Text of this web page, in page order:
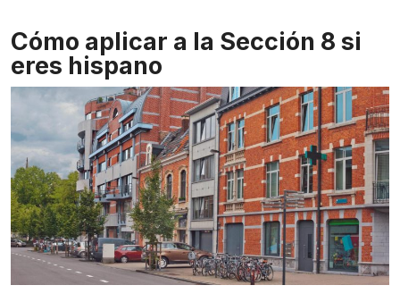
Cómo aplicar a la Sección 8 si
eres hispano